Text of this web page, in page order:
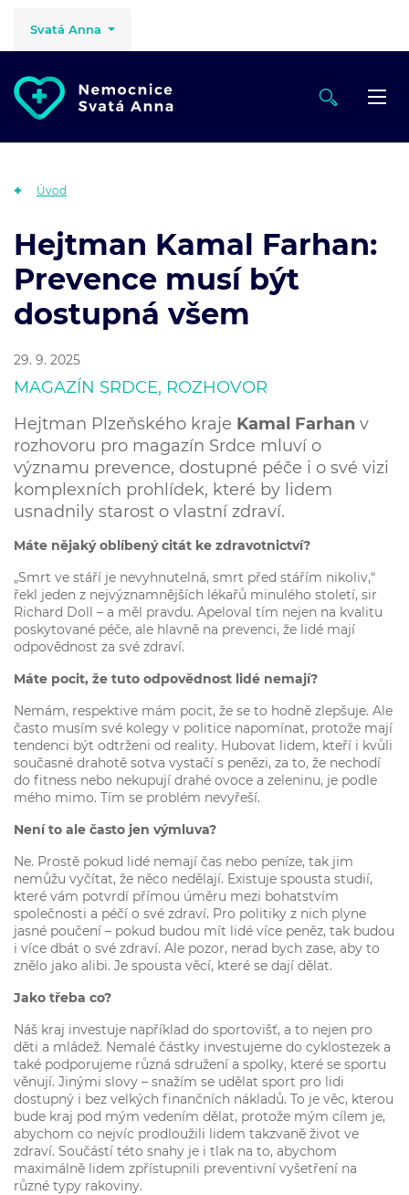
Svatá Anna
Úvod
Hejtman Kamal Farhan:
Prevence musí být
dostupná všem
29. 9. 2025
MAGAZÍN SRDCE, ROZHOVOR
Hejtman Plzeňského kraje Kamal Farhan v
rozhovoru pro magazín Srdce mluví o
významu prevence, dostupné péče i o své vizi
komplexních prohlídek, které by lidem
usnadnily starost o vlastní zdraví.
Máte nějaký oblíbený citát ke zdravotnictví?
„Smrt ve stáří je nevyhnutelná, smrt před stářím nikoliv,“
řekl jeden z nejvýznamnějších lékařů minulého století, sir
Richard Doll – a měl pravdu. Apeloval tím nejen na kvalitu
poskytované péče, ale hlavně na prevenci, že lidé mají
odpovědnost za své zdraví.
Máte pocit, že tuto odpovědnost lidé nemají?
Nemám, respektive mám pocit, že se to hodně zlepšuje. Ale
často musím své kolegy v politice napomínat, protože mají
tendenci být odtrženi od reality. Hubovat lidem, kteří i kvůli
současné drahotě sotva vystačí s penězi, za to, že nechodí
do fitness nebo nekupují drahé ovoce a zeleninu, je podle
mého mimo. Tím se problém nevyřeší.
Není to ale často jen výmluva?
Ne. Prostě pokud lidé nemají čas nebo peníze, tak jim
nemůžu vyčítat, že něco nedělají. Existuje spousta studií,
které vám potvrdí přímou úměru mezi bohatstvím
společnosti a péčí o své zdraví. Pro politiky z nich plyne
jasné poučení – pokud budou mít lidé více peněz, tak budou
i více dbát o své zdraví. Ale pozor, nerad bych zase, aby to
znělo jako alibi. Je spousta věcí, které se dají dělat.
Jako třeba co?
Náš kraj investuje například do sportovišť, a to nejen pro
děti a mládež. Nemalé částky investujeme do cyklostezek a
také podporujeme různá sdružení a spolky, které se sportu
věnují. Jinými slovy – snažím se udělat sport pro lidi
dostupný i bez velkých finančních nákladů. To je věc, kterou
bude kraj pod mým vedením dělat, protože mým cílem je,
abychom co nejvíc prodloužili lidem takzvaně život ve
zdraví. Součástí této snahy je i tlak na to, abychom
maximálně lidem zpřístupnili preventivní vyšetření na
různé typy rakoviny.